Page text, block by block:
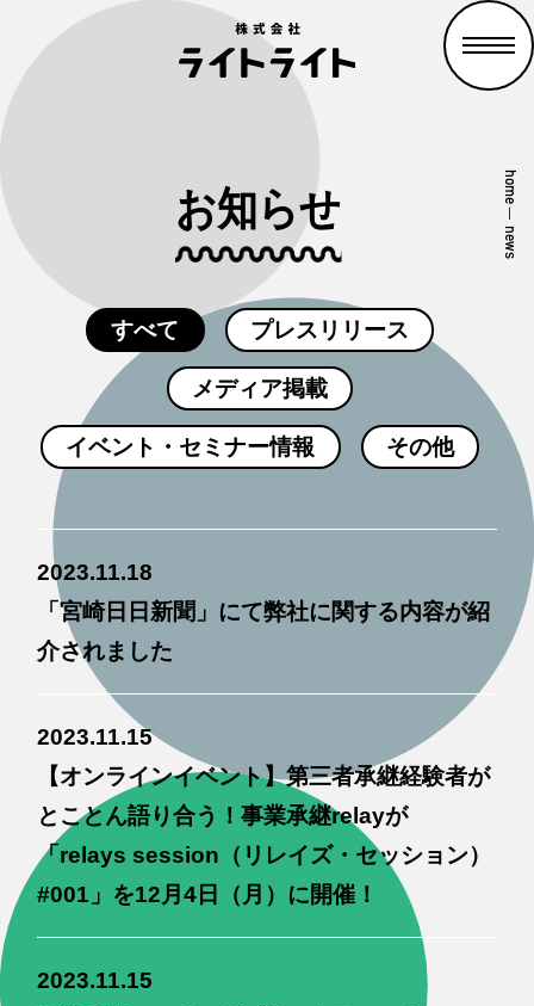
お知らせ home
—
news
すべて プレスリリース
メディア掲載
イベント・セミナー情報 その他
2023.11.18
「宮崎日日新聞」にて弊社に関する内容が紹
介されました
2023.11.15
【オンラインイベント】第三者承継経験者が
とことん語り合う！事業承継relayが
「relays session（リレイズ・セッション）
#001」を12月4日（月）に開催！
2023.11.15